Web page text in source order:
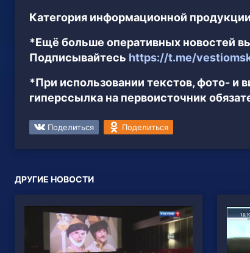
Категория информационной
*Ещё больше оперативных новостей
Подписывайтесь https://t.me/
*При использовании текстов, фото- и
гиперссылка на первоисточник
Поделиться Поделиться
ДРУГИЕ НОВОСТИ